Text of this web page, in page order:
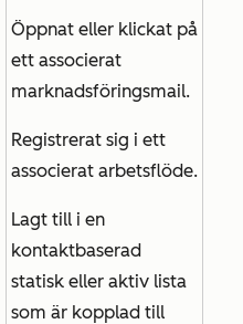
Öppnat eller klickat på
ett associerat
marknadsföringsmail.
Registrerat sig i ett
associerat arbetsflöde.
Lagt till i en
kontaktbaserad
statisk eller aktiv lista
som är kopplad till